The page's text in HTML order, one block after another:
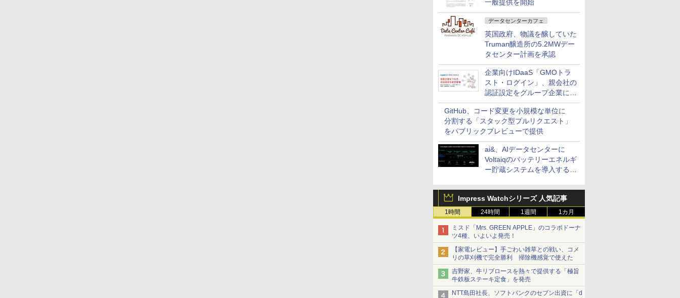
一般提供を開始
データセンターカフェ
英国政府、物議を醸していた
Truman醸造所の5.2MWデー
タセンター計画を承認
企業向けIDaaS「GMOトラ
スト・ログイン」、親会社の
認証設定をグループ企業に展
開できる新機能を提供
GitHub、コード変更を小規模な単位に
分割する「スタック型プルリクエスト」
をパブリックプレビューで提供
ai&、AIデータセンターに
Voltaiqのバッテリーエネルギ
ー貯蔵システムを導入する計
Impress Watchシリーズ 人気記事
1時間 24時間 1週間 1カ月
ミスド「Mrs. GREEN APPLE」のコラボドーナ
ツ4種、いよいよ発売！
【家電レビュー】手ごわい雑草との戦い、コメ
リの草刈機で完全勝利 掃除機感覚で使えた
吉野家、牛リブロースを熱々で提供する「極旨
牛鉄板ステーキ定食」を発売
NTT島田社長、ソフトバンクのセブン出資に「d